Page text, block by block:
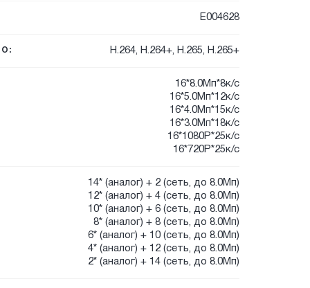
E004628
H.264, H.264+, H.265, H.265+
16*8.0Мп*8к/с
16*5.0Мп*12к/с
16*4.0Мп*15к/с
16*3.0Мп*18к/с
16*1080P*25к/с
16*720P*25к/с
14* (аналог) + 2 (сеть, до 8.0Мп)
12* (аналог) + 4 (сеть, до 8.0Мп)
10* (аналог) + 6 (сеть, до 8.0Мп)
8* (аналог) + 8 (сеть, до 8.0Мп)
6* (аналог) + 10 (сеть, до 8.0Мп)
4* (аналог) + 12 (сеть, до 8.0Мп)
2* (аналог) + 14 (сеть, до 8.0Мп)